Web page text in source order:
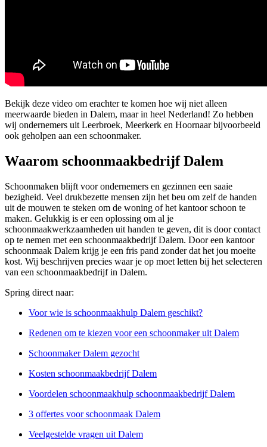
Bekijk deze video om erachter te komen hoe wij niet alleen
meerwaarde bieden in Dalem, maar in heel Nederland! Zo hebben
wij ondernemers uit Leerbroek, Meerkerk en Hoornaar bijvoorbeeld
ook geholpen aan een schoonmaker.
Waarom schoonmaakbedrijf Dalem
Schoonmaken blijft voor ondernemers en gezinnen een saaie
bezigheid. Veel drukbezette mensen zijn het beu om zelf de handen
uit de mouwen te steken om de woning of het kantoor schoon te
maken. Gelukkig is er een oplossing om al je
schoonmaakwerkzaamheden uit handen te geven, dit is door contact
op te nemen met een schoonmaakbedrijf Dalem. Door een kantoor
schoonmaak Dalem krijg je een fris pand zonder dat het jou moeite
kost. Wij beschrijven precies waar je op moet letten bij het selecteren
van een schoonmaakbedrijf in Dalem.
Spring direct naar:
Voor wie is schoonmaakhulp Dalem geschikt?
Redenen om te kiezen voor een schoonmaker uit Dalem
Schoonmaker Dalem gezocht
Kosten schoonmaakbedrijf Dalem
Voordelen schoonmaakhulp schoonmaakbedrijf Dalem
3 offertes voor schoonmaak Dalem
Veelgestelde vragen uit Dalem